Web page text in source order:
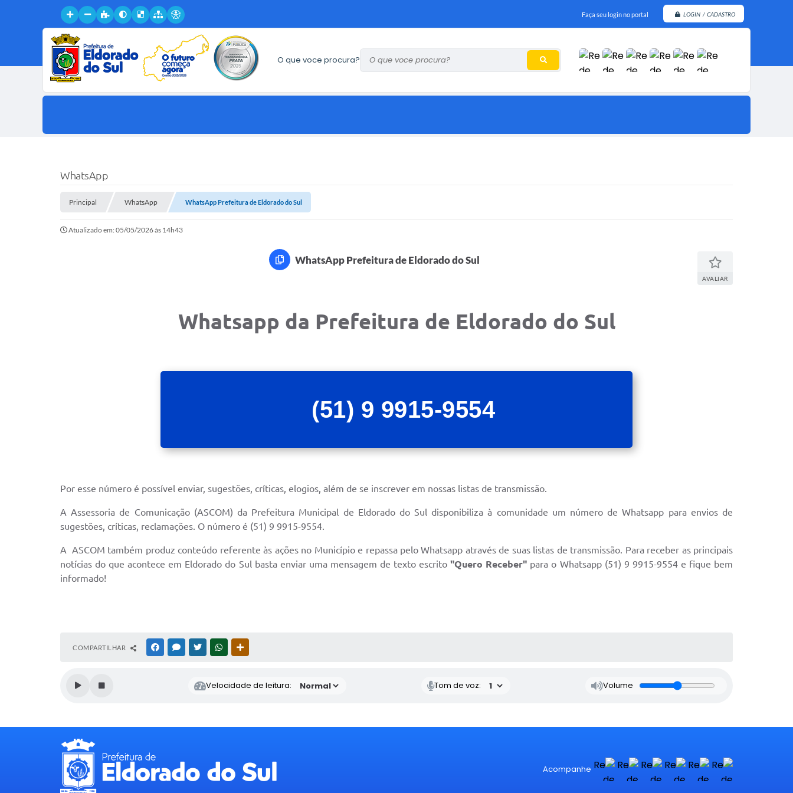
Faça seu login no portal LOGIN / CADASTRO
O que voce procura?
WhatsApp
Principal WhatsApp WhatsApp Prefeitura de Eldorado do Sul
Atualizado em: 05/05/2026 às 14h43
WhatsApp Prefeitura de Eldorado do Sul
AVALIAR
Whatsapp da Prefeitura de Eldorado do Sul
(51) 9 9915-9554
Por esse número é possível enviar, sugestões, críticas, elogios, além de se inscrever em nossas listas de transmissão.
A Assessoria de Comunicação (ASCOM) da Prefeitura Municipal de Eldorado do Sul disponibiliza à comunidade um número de Whatsapp para envios de
sugestões, críticas, reclamações. O número é (51) 9 9915-9554.
A ASCOM também produz conteúdo referente às ações no Município e repassa pelo Whatsapp através de suas listas de transmissão. Para receber as principais
notícias do que acontece em Eldorado do Sul basta enviar uma mensagem de texto escrito"Quero Receber" para o Whatsapp (51) 9 9915-9554e fique bem
informado!
COMPARTILHAR FACEBOOKMESSENGER
TWITTERWHATSAPP
Velocidade de leitura: Tom de voz: Volume
Acompanhe